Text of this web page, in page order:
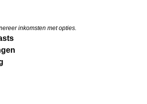
inkomsten met opties.